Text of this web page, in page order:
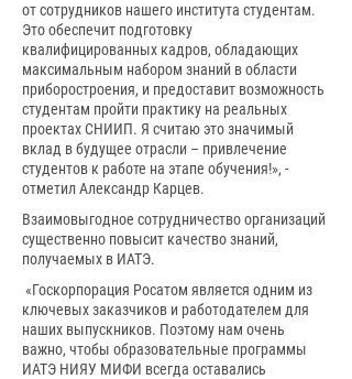
от сотрудников нашего института студентам.
Это обеспечит подготовку
квалифицированных кадров, обладающих
максимальным набором знаний в области
приборостроения, и предоставит возможность
студентам пройти практику на реальных
проектах СНИИП. Я считаю это значимый
вклад в будущее отрасли – привлечение
студентов к работе на этапе обучения!», -
отметил Александр Карцев.
Взаимовыгодное сотрудничество организаций
существенно повысит качество знаний,
получаемых в ИАТЭ.
«Госкорпорация Росатом является одним из
ключевых заказчиков и работодателем для
наших выпускников. Поэтому нам очень
важно, чтобы образовательные программы
ИАТЭ НИЯУ МИФИ всегда оставались